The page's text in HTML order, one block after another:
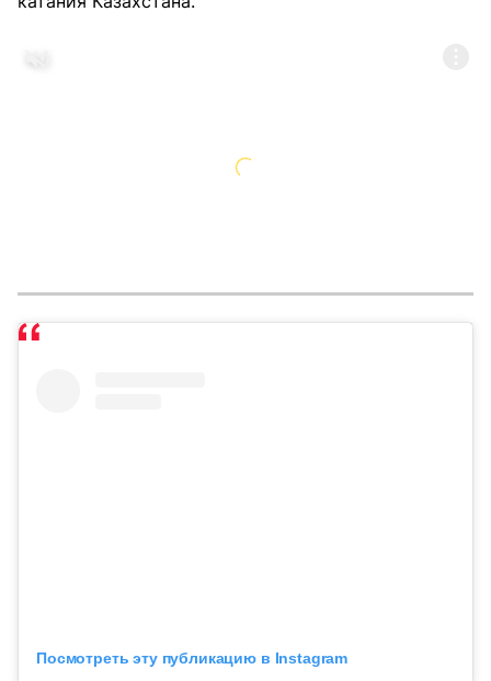
Посмотреть эту публикацию в Instagram